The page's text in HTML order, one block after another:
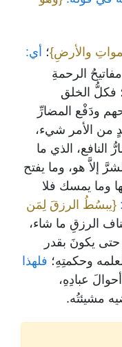
والأرضِ}؛ أي:
الرحمةِ
فكلُّ الخلق
ودَفْع المضارِّ
من الأمر شيء،
النافع، الذي ما
إلاَّ هو، وما يفتح
وما يمسك فلا
{يبسُطُ الرزقَ لِمَن
الرزقِ ما شاء،
يكونَ بقدر
وحكمتِهِ؛ فلهذا
عبادِهِ،
مشيئتُه.